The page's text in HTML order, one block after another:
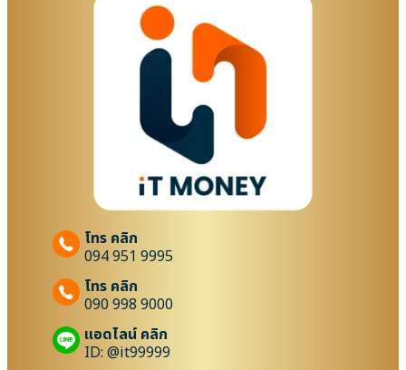
โทร คลิก
094 951 9995
โทร คลิก
090 998 9000
แอดไลน์ คลิก
ID: @it99999